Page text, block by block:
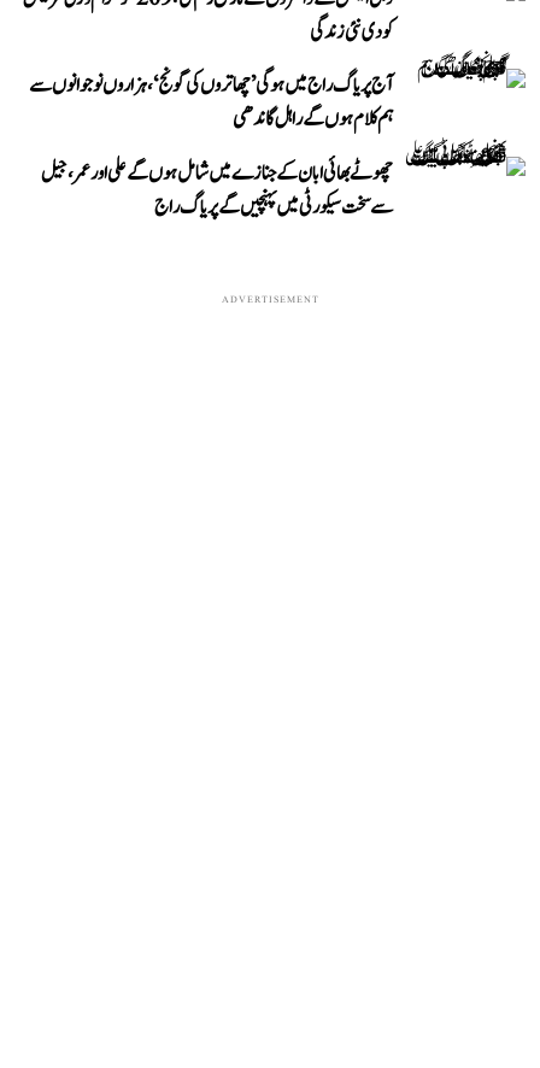
کو دی نئی زندگی
آج پریاگ راج میں ہوگی ’چھاتروں کی گونج‘، ہزاروں نوجوانوں سے
ہم کلام ہوں گے راہل گاندھی
چھوٹے بھائی ابان کے جنازے میں شامل ہوں گے علی اور عمر، جیل
سے سخت سیکورٹی میں پہنچیں گے پریاگ راج
ADVERTISEMENT